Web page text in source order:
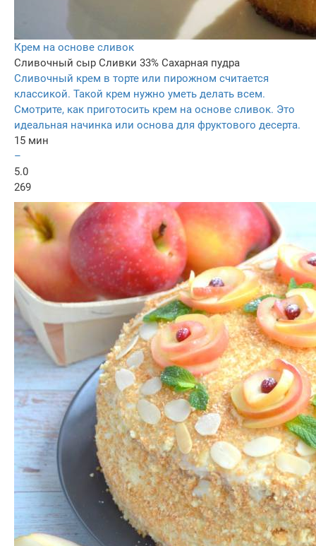
Крем на основе сливок
Сливочный сыр Сливки 33% Сахарная пудра
Сливочный крем в торте или пирожном считается
классикой. Такой крем нужно уметь делать всем.
Смотрите, как приготосить крем на основе сливок. Это
идеальная начинка или основа для фруктового десерта.
15 мин
–
5.0
269